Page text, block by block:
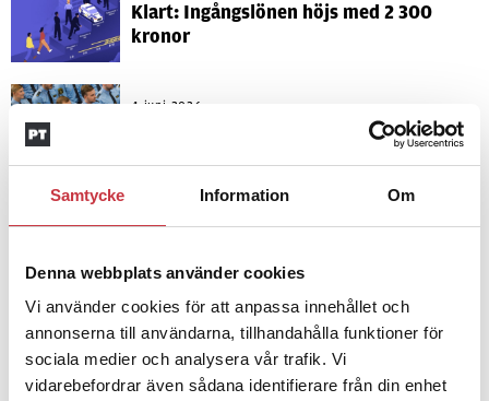
Samtycke Information Om
Denna webbplats använder cookies
Vi använder cookies för att anpassa innehållet och
annonserna till användarna, tillhandahålla funktioner för
sociala medier och analysera vår trafik. Vi
vidarebefordrar även sådana identifierare från din enhet
Klart: Ingångslönen höjs med 2 300
kronor
4 juni 2026
Miljoner i sjön –
polisaspiranter underkänns på
Jens Mårtensson:Snart 20 år i tjänst
– nu ska han lära sig grunderna
4 juni 2026